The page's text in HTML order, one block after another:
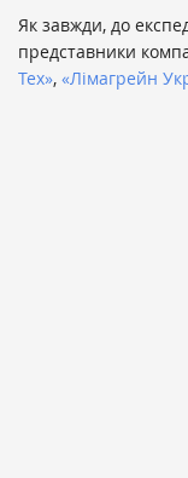
Як завжди, до
представники
Тех», «Лімагрейн